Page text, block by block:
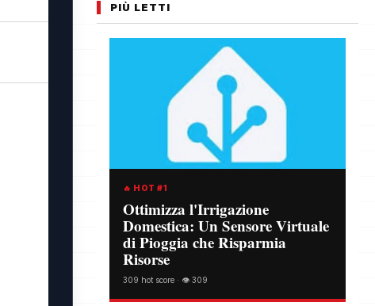
PIÙ LETTI
🔥 HOT #1
Ottimizza l'Irrigazione
Domestica: Un Sensore Virtuale
di Pioggia che Risparmia
Risorse
309 hot score · 👁️ 309